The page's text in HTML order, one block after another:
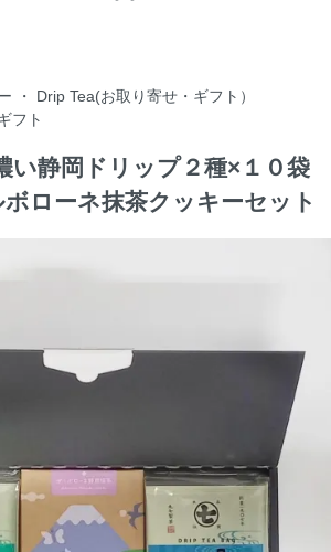
・ Drip Tea(お取り寄せ・ギフト）
フト
い静岡ドリップ２種×１０袋
ボローネ抹茶クッキーセット